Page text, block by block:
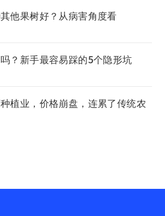
他果树好？从病害角度看
？新手最容易踩的5个隐形坑
植业，价格崩盘，连累了传统农